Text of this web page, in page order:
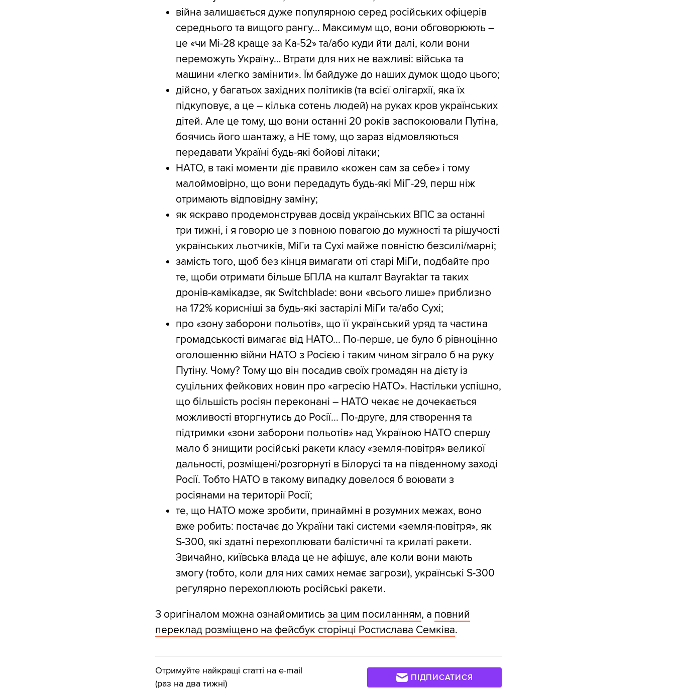
війна залишається дуже популярною серед російських офіцерів
середнього та вищого рангу... Максимум що, вони обговорюють –
це «чи Мі-28 краще за Ка-52» та/або куди йти далі, коли вони
переможуть Україну… Втрати для них не важливі: війська та
машини «легко замінити». Їм байдуже до наших думок щодо цього;
дійсно, у багатьох західних політиків (та всієї олігархії, яка їх
підкуповує, а це – кілька сотень людей) на руках кров українських
дітей. Але це тому, що вони останні 20 років заспокоювали Путіна,
боячись його шантажу, а НЕ тому, що зараз відмовляються
передавати Україні будь-які бойові літаки;
НАТО, в такі моменти діє правило «кожен сам за себе» і тому
малоймовірно, що вони передадуть будь-які МіГ-29, перш ніж
отримають відповідну заміну;
як яскраво продемонстрував досвід українських ВПС за останні
три тижні, і я говорю це з повною повагою до мужності та рішучості
українських льотчиків, МіГи та Сухі майже повністю безсилі/марні;
замість того, щоб без кінця вимагати оті старі МіГи, подбайте про
те, щоби отримати більше БПЛА на кшталт Bayraktar та таких
дронів-камікадзе, як Switchblade: вони «всього лише» приблизно
на 172% корисніші за будь-які застарілі МіГи та/або Сухі;
про «зону заборони польотів», що її український уряд та частина
громадськості вимагає від НАТО... По-перше, це було б рівноцінно
оголошенню війни НАТО з Росією і таким чином зіграло б на руку
Путіну. Чому? Тому що він посадив своїх громадян на дієту із
суцільних фейкових новин про «агресію НАТО». Настільки успішно,
що більшість росіян переконані – НАТО чекає не дочекається
можливості вторгнутись до Росії... По-друге, для створення та
підтримки «зони заборони польотів» над Україною НАТО спершу
мало б знищити російські ракети класу «земля-повітря» великої
дальності, розміщені/розгорнуті в Білорусі та на південному заході
Росії. Тобто НАТО в такому випадку довелося б воювати з
росіянами на території Росії;
те, що НАТО може зробити, принаймні в розумних межах, воно
вже робить: постачає до України такі системи «земля-повітря», як
S-300, які здатні перехоплювати балістичні та крилаті ракети.
Звичайно, київська влада це не афішує, але коли вони мають
змогу (тобто, коли для них самих немає загрози), українські S-300
регулярно перехоплюють російські ракети.
З оригіналом можна ознайомитись за цим посиланням, а повний
переклад розміщено на фейсбук сторінці Ростислава Семківа.
Отримуйте найкращі статті на e-mail
(раз на два тижні)
ПІДПИСАТИСЯ